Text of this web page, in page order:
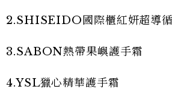
2.SHISEIDO國際櫃紅妍超導
3.SABON熱帶果嶼護手霜
4.YSL獵心精華護手霜